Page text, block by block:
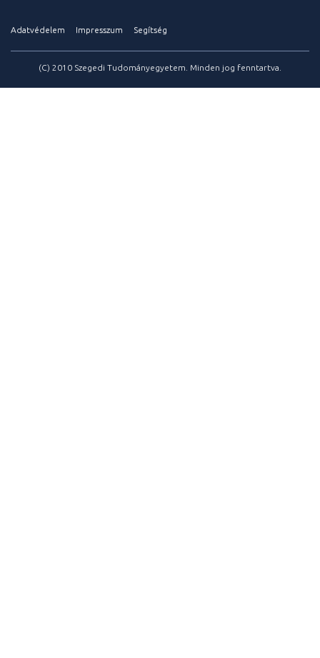
Adatvédelem Impresszum Segítség
(C) 2010 Szegedi Tudományegyetem. Minden jog fenntartva.